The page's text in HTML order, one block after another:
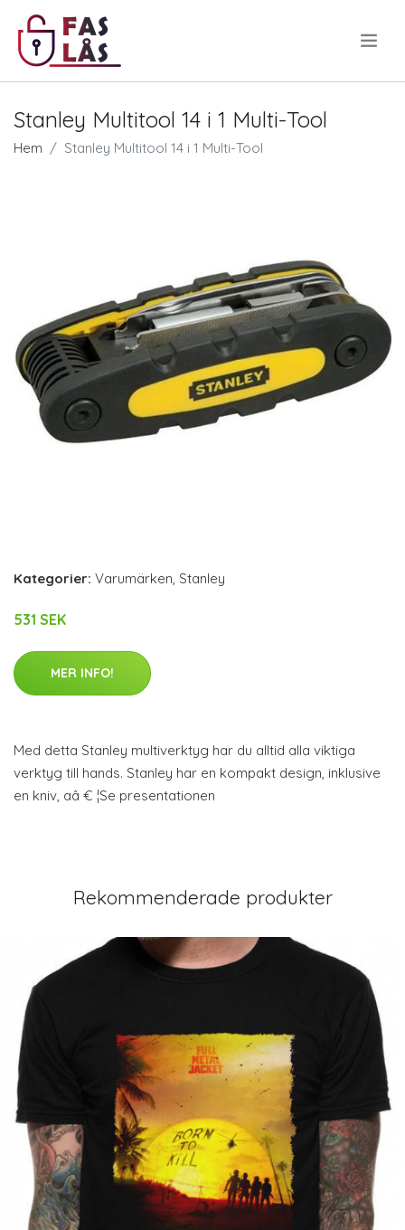
Stanley Multitool 14 i 1 Multi-Tool
Hem Stanley Multitool 14 i 1 Multi-Tool
Kategorier: Varumärken, Stanley
531 SEK
MER INFO!
Med detta Stanley multiverktyg har du alltid alla viktiga
verktyg till hands. Stanley har en kompakt design, inklusive
en kniv, aâ € ¦Se presentationen
Rekommenderade produkter